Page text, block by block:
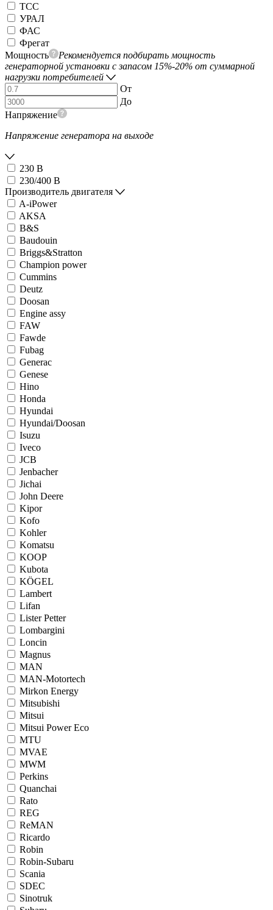
ТСС
УРАЛ
ФАС
Фрегат
Мощность
Рекомендуется подбирать мощность
генераторной установки с запасом 15%-20% от суммарной
нагрузки потребителей
От
До
Напряжение
Напряжение генератора на выходе
230 В
230/400 В
Производитель двигателя
A-iPower
AKSA
B&S
Baudouin
Briggs&Stratton
Champion power
Cummins
Deutz
Doosan
Engine assy
FAW
Fawde
Fubag
Generac
Genese
Hino
Honda
Hyundai
Hyundai/Doosan
Isuzu
Iveco
JCB
Jenbacher
Jichai
John Deere
Kipor
Kofo
Kohler
Komatsu
KOOP
Kubota
KÖGEL
Lambert
Lifan
Lister Petter
Lombargini
Loncin
Magnus
MAN
MAN-Motortech
Mirkon Energy
Mitsubishi
Mitsui
Mitsui Power Eco
MTU
MVAE
MWM
Perkins
Quanchai
Rato
REG
ReMAN
Ricardo
Robin
Robin-Subaru
Scania
SDEC
Sinotruk